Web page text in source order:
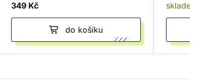
349 Kč
do košíku
skladem